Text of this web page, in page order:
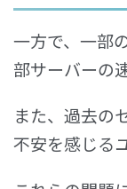
一方で、一部
部サーバーの
また、過去の
不安を感じる